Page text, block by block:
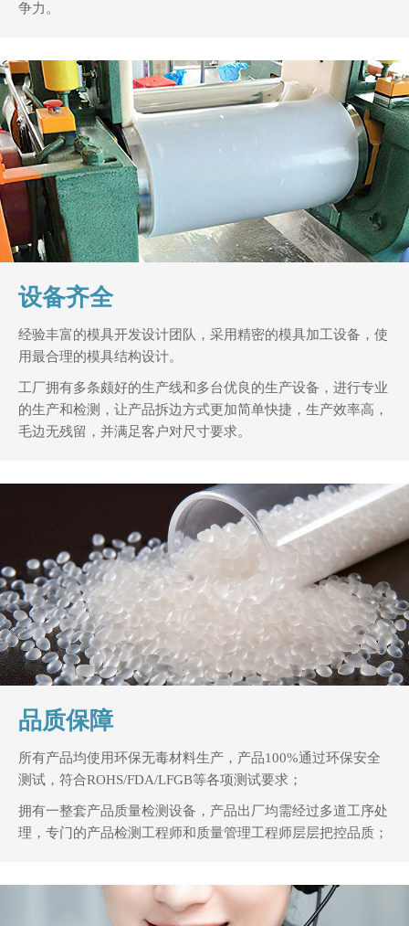
争力。
设备齐全
经验丰富的模具开发设计团队，采用精密的模具加工设备，使
用最合理的模具结构设计。
工厂拥有多条颇好的生产线和多台优良的生产设备，进行专业
的生产和检测，让产品拆边方式更加简单快捷，生产效率高，
毛边无残留，并满足客户对尺寸要求。
品质保障
所有产品均使用环保无毒材料生产，产品100%通过环保安全
测试，符合ROHS/FDA/LFGB等各项测试要求；
拥有一整套产品质量检测设备，产品出厂均需经过多道工序处
理，专门的产品检测工程师和质量管理工程师层层把控品质；